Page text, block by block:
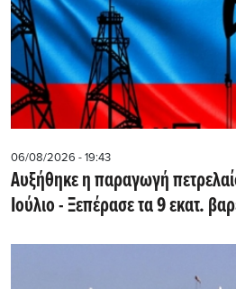
06/08/2026 - 19:43
Αυξήθηκε η παραγωγή
Ιούλιο - Ξεπέρασε τα 9 εκατ.